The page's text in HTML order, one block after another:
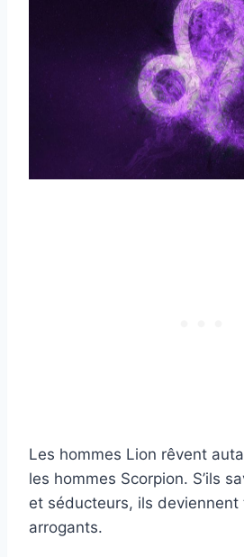
Les hommes Lion rêvent
les hommes Scorpion. S’ils
et séducteurs, ils
arrogants.